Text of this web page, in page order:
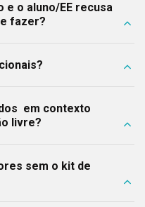
o aluno/EE recusa
fazer?
em contexto
livre?
sem o kit de